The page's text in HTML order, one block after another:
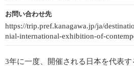
お問い合わせ先
https://trip.pref.kanagawa.jp/ja/
nial-international-exhibition-of-
3年に一度、開催される日本を代表